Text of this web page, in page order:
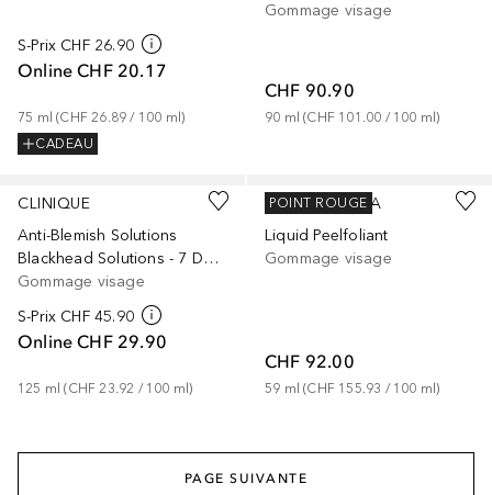
S-Prix CHF 26.90
Online CHF 20.17
75 ml (CHF 26.89 / 100 ml)
CADEAU
Gommage visage
CHF 90.90
90 ml (CHF 101.00 / 100 ml)
CLINIQUE
Anti-Blemish Solutions
Blackhead Solutions - 7 Day Deep Pore Cleanse & Scrub 125ml
Gommage visage
S-Prix CHF 45.90
Online CHF 29.90
125 ml (CHF 23.92 / 100 ml)
DERMALOGICA
Liquid Peelfoliant
Gommage visage
CHF 92.00
59 ml (CHF 155.93 / 100 ml)
POINT ROUGE
PAGE SUIVANTE